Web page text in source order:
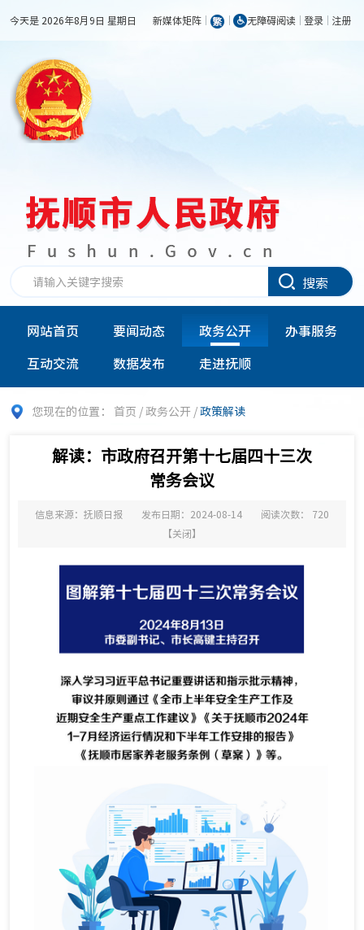
今天是 2026年8月9日 星期日 新媒体矩阵 无障碍阅读 登录 注册
搜索
网站首页 要闻动态 政务公开
办事服务
互动交流
数据发布 走进抚顺
您现在的位置： 首页 /政务公开 /政策解读
解读：市政府召开第十七届四十三次
常务会议
信息来源：抚顺日报 发布日期：2024-08-14 阅读次数： 720
【关闭】